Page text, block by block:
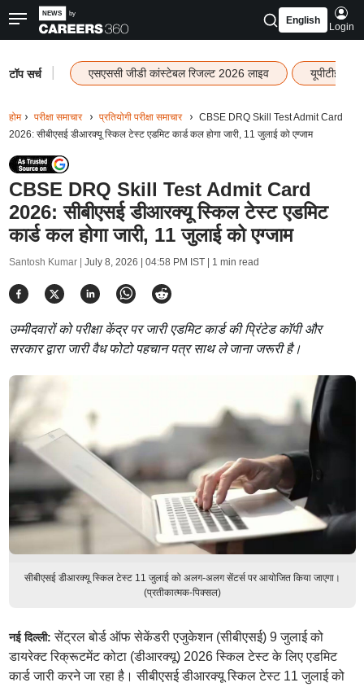
English
Login
टॉप सर्च एसएससी जीडी कांस्टेबल रिजल्ट 2026 लाइव यूपीटीईटी
होम परीक्षा समाचार प्रतियोगी परीक्षा समाचार
CBSE DRQ Skill Test Admit Card
2026: सीबीएसई डीआरक्यू स्किल टेस्ट एडमिट कार्ड कल होगा जारी, 11 जुलाई को एग्जाम
CBSE DRQ Skill Test Admit Card
2026: सीबीएसई डीआरक्यू स्किल टेस्ट एडमिट
कार्ड कल होगा जारी, 11 जुलाई को एग्जाम
Santosh Kumar | July 8, 2026 | 04:58 PM IST| 1 min read
उम्मीदवारों को परीक्षा केंद्र पर जारी एडमिट कार्ड की प्रिंटेड कॉपी और
सरकार द्वारा जारी वैध फोटो पहचान पत्र साथ ले जाना जरूरी है।
सीबीएसई डीआरक्यू स्किल टेस्ट 11 जुलाई को अलग-अलग सेंटर्स पर आयोजित किया जाएगा।
(प्रतीकात्मक-पिक्सल)
नई दिल्ली:सेंट्रल बोर्ड ऑफ सेकेंडरी एजुकेशन (सीबीएसई) 9 जुलाई को
डायरेक्ट रिक्रूटमेंट कोटा (डीआरक्यू) 2026 स्किल टेस्ट के लिए एडमिट
कार्ड जारी करने जा रहा है। सीबीएसई डीआरक्यू स्किल टेस्ट 11 जुलाई को